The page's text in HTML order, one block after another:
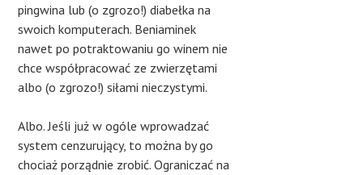
pingwina lub (o zgrozo!) diabełka na
swoich komputerach. Beniaminek
nawet po potraktowaniu go winem nie
chce współpracować ze zwierzętami
albo (o zgrozo!) siłami nieczystymi.
Albo. Jeśli już w ogóle wprowadzać
system cenzurujący, to można by go
chociaż porządnie zrobić. Ograniczać na